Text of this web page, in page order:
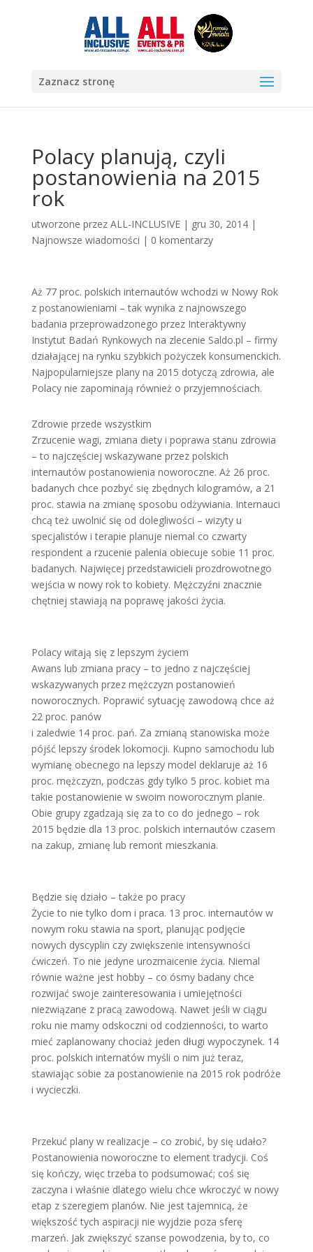
Zaznacz stronę
Polacy planują, czyli
postanowienia na 2015
rok
utworzone przez ALL-INCLUSIVE| gru 30, 2014|
Najnowsze wiadomości | 0 komentarzy
Aż 77 proc. polskich internautów wchodzi w Nowy Rok
z postanowieniami – tak wynika z najnowszego
badania przeprowadzonego przez Interaktywny
Instytut Badań Rynkowych na zlecenie Saldo.pl – firmy
działającej na rynku szybkich pożyczek konsumenckich.
Najpopularniejsze plany na 2015 dotyczą zdrowia, ale
Polacy nie zapominają również o przyjemnościach.
Zdrowie przede wszystkim
Zrzucenie wagi, zmiana diety i poprawa stanu zdrowia
– to najczęściej wskazywane przez polskich
internautów postanowienia noworoczne. Aż 26 proc.
badanych chce pozbyć się zbędnych kilogramów, a 21
proc. stawia na zmianę sposobu odżywiania. Internauci
chcą też uwolnić się od dolegliwości – wizyty u
specjalistów i terapie planuje niemal co czwarty
respondent a rzucenie palenia obiecuje sobie 11 proc.
badanych. Najwięcej przedstawicieli prozdrowotnego
wejścia w nowy rok to kobiety. Mężczyźni znacznie
chętniej stawiają na poprawę jakości życia.
Polacy witają się z lepszym życiem
Awans lub zmiana pracy – to jedno z najczęściej
wskazywanych przez mężczyzn postanowień
noworocznych. Poprawić sytuację zawodową chce aż
22 proc. panów
i zaledwie 14 proc. pań. Za zmianą stanowiska może
pójść lepszy środek lokomocji. Kupno samochodu lub
wymianę obecnego na lepszy model deklaruje aż 16
proc. mężczyzn, podczas gdy tylko 5 proc. kobiet ma
takie postanowienie w swoim noworocznym planie.
Obie grupy zgadzają się za to co do jednego – rok
2015 będzie dla 13 proc. polskich internautów czasem
na zakup, zmianę lub remont mieszkania.
Będzie się działo – także po pracy
Życie to nie tylko dom i praca. 13 proc. internautów w
nowym roku stawia na sport, planując podjęcie
nowych dyscyplin czy zwiększenie intensywności
ćwiczeń. To nie jedyne urozmaicenie życia. Niemal
równie ważne jest hobby – co ósmy badany chce
rozwijać swoje zainteresowania i umiejętności
niezwiązane z pracą zawodową. Nawet jeśli w ciągu
roku nie mamy odskoczni od codzienności, to warto
mieć zaplanowany chociaż jeden długi wypoczynek. 14
proc. polskich internatów myśli o nim już teraz,
stawiając sobie za postanowienie na 2015 rok podróże
i wycieczki.
Przekuć plany w realizacje – co zrobić, by się udało?
Postanowienia noworoczne to element tradycji. Coś
się kończy, więc trzeba to podsumować; coś się
zaczyna i właśnie dlatego wielu chce wkroczyć w nowy
etap z szeregiem planów. Nie jest tajemnicą, że
większość tych aspiracji nie wyjdzie poza sferę
marzeń. Jak zwiększyć szanse powodzenia, by to, co